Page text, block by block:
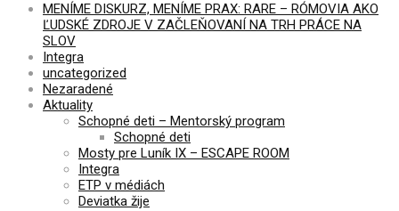
MENÍME DISKURZ, MENÍME PRAX: RARE – RÓMOVIA AKO
ĽUDSKÉ ZDROJE V ZAČLEŇOVANÍ NA TRH PRÁCE NA
SLOV
Integra
uncategorized
Nezaradené
Aktuality
Schopné deti – Mentorský program
Schopné deti
Mosty pre Luník IX – ESCAPE ROOM
Integra
ETP v médiách
Deviatka žije